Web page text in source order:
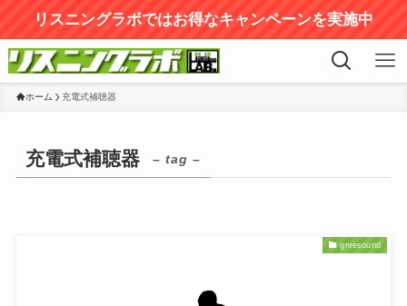
リスニングラボではお得なキャンペーンを実施中
ホーム 充電式補聴器
充電式補聴器 – tag –
gnresound